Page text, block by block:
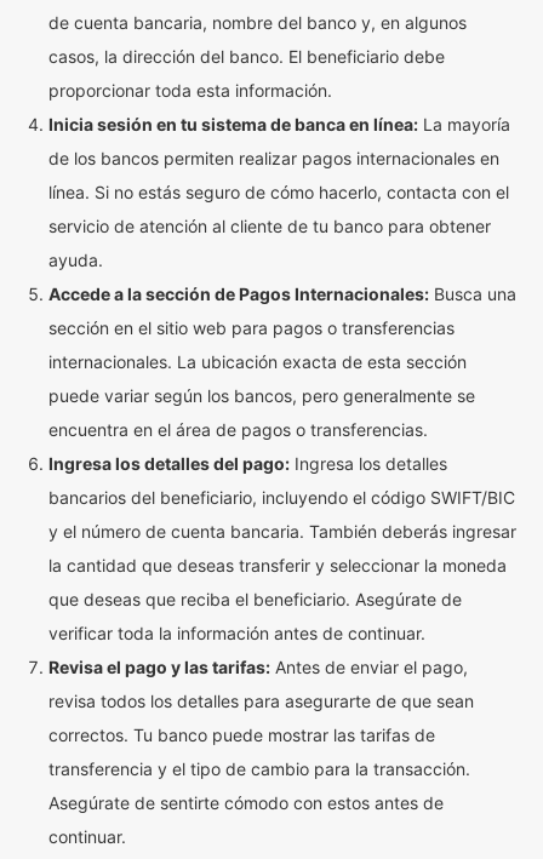
de cuenta bancaria, nombre del banco y, en algunos
casos, la dirección del banco. El beneficiario debe
proporcionar toda esta información.
Inicia sesión en tu sistema de banca en línea: La mayoría
de los bancos permiten realizar pagos internacionales en
línea. Si no estás seguro de cómo hacerlo, contacta con el
servicio de atención al cliente de tu banco para obtener
ayuda.
Accede a la sección de Pagos Internacionales: Busca una
sección en el sitio web para pagos o transferencias
internacionales. La ubicación exacta de esta sección
puede variar según los bancos, pero generalmente se
encuentra en el área de pagos o transferencias.
Ingresa los detalles del pago: Ingresa los detalles
bancarios del beneficiario, incluyendo el código SWIFT/BIC
y el número de cuenta bancaria. También deberás ingresar
la cantidad que deseas transferir y seleccionar la moneda
que deseas que reciba el beneficiario. Asegúrate de
verificar toda la información antes de continuar.
Revisa el pago y las tarifas: Antes de enviar el pago,
revisa todos los detalles para asegurarte de que sean
correctos. Tu banco puede mostrar las tarifas de
transferencia y el tipo de cambio para la transacción.
Asegúrate de sentirte cómodo con estos antes de
continuar.